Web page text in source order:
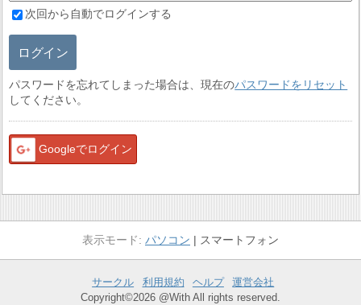
次回から自動でログインする
ログイン
パスワードを忘れてしまった場合は、現在のパスワードをリセット
してください。
Googleでログイン
パソコン スマートフォン
サークル 利用規約 ヘルプ
運営会社
Copyright©2026 @With All rights reserved.